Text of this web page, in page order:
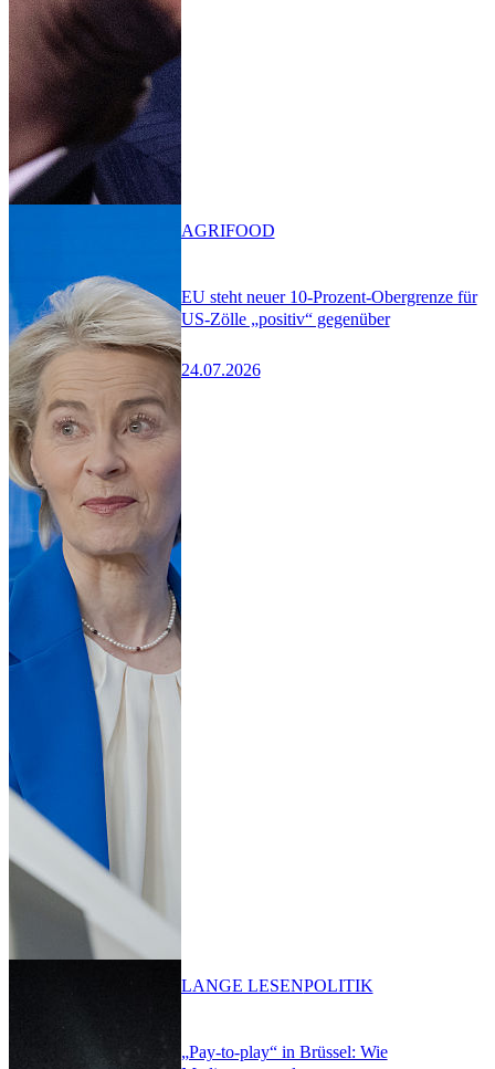
EU steht neuer 10-Prozent-Obergrenze für
US-Zölle „positiv“ gegenüber
24.07.2026
AGRIFOOD
„Pay-to-play“ in Brüssel: Wie
LANGE LESENPOLITIK